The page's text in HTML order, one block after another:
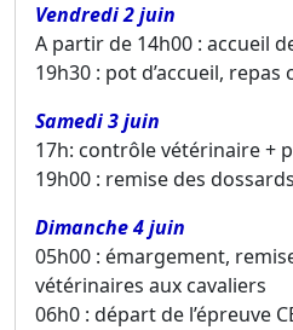
Vendredi 2 juin
A partir de 14h00 : accueil
19h30 : pot d’accueil,
Samedi 3 juin
17h: contrôle vétérinaire +
19h00 : remise des
Dimanche 4 juin
05h00 : émargement,
vétérinaires aux cavaliers
06h0 : départ de l’épreuve